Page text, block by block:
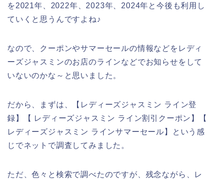
を2021年、2022年、2023年、2024年と今後も利用し
ていくと思うんですよね♪
なので、クーポンやサマーセールの情報などをレディ
ーズジャスミンのお店のラインなどでお知らせをして
いないのかな～と思いました。
だから、まずは、【レディーズジャスミン ライン登
録】【 レディーズジャスミン ライン割引クーポン】【
レディーズジャスミン ラインサマーセール】という感
じでネットで調査してみました。
ただ、色々と検索で調べたのですが、残念ながら、レ